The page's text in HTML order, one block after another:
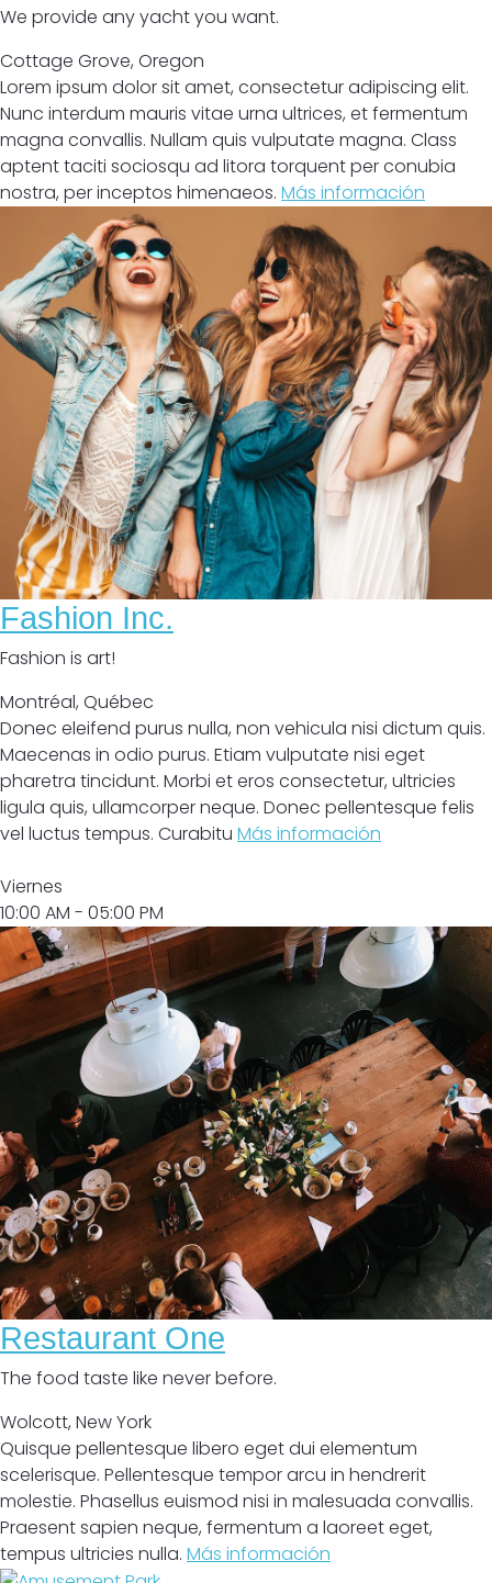
We provide any yacht you want.
Cottage Grove, Oregon
Lorem ipsum dolor sit amet, consectetur adipiscing elit.
Nunc interdum mauris vitae urna ultrices, et fermentum
magna convallis. Nullam quis vulputate magna. Class
aptent taciti sociosqu ad litora torquent per conubia
nostra, per inceptos himenaeos. Más información
Fashion Inc.
Fashion is art!
Montréal, Québec
Donec eleifend purus nulla, non vehicula nisi dictum quis.
Maecenas in odio purus. Etiam vulputate nisi eget
pharetra tincidunt. Morbi et eros consectetur, ultricies
ligula quis, ullamcorper neque. Donec pellentesque felis
vel luctus tempus. Curabitu Más información
Viernes
10:00 AM - 05:00 PM
Restaurant One
The food taste like never before.
Wolcott, New York
Quisque pellentesque libero eget dui elementum
scelerisque. Pellentesque tempor arcu in hendrerit
molestie. Phasellus euismod nisi in malesuada convallis.
Praesent sapien neque, fermentum a laoreet eget,
tempus ultricies nulla. Más información